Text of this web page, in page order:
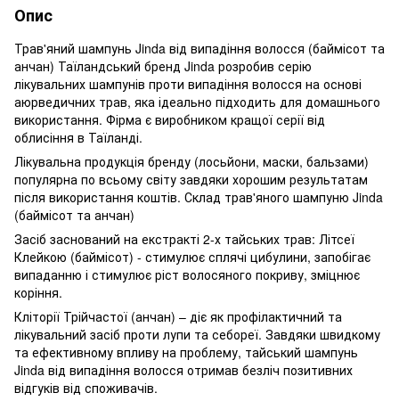
Опис
Трав'яний шампунь Jinda від випадіння волосся (баймісот та
анчан) Таїландський бренд Jinda розробив серію
лікувальних шампунів проти випадіння волосся на основі
аюрведичних трав, яка ідеально підходить для домашнього
використання. Фірма є виробником кращої серії від
облисіння в Таїланді.
Лікувальна продукція бренду (лосьйони, маски, бальзами)
популярна по всьому світу завдяки хорошим результатам
після використання коштів. Склад трав'яного шампуню Jinda
(баймісот та анчан)
Засіб заснований на екстракті 2-х тайських трав: Літсеї
Клейкою (баймісот) - стимулює сплячі цибулини, запобігає
випаданню і стимулює ріст волосяного покриву, зміцнює
коріння.
Кліторії Трійчастої (анчан) – діє як профілактичний та
лікувальний засіб проти лупи та себореї. Завдяки швидкому
та ефективному впливу на проблему, тайський шампунь
Jinda від випадіння волосся отримав безліч позитивних
відгуків від споживачів.